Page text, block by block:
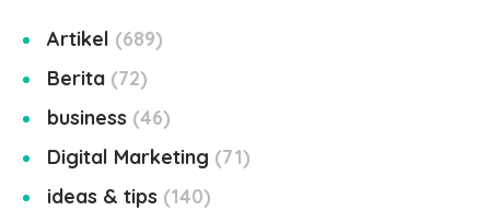
Artikel
689
Berita 72
business 46
Digital Marketing
71
ideas & tips
140